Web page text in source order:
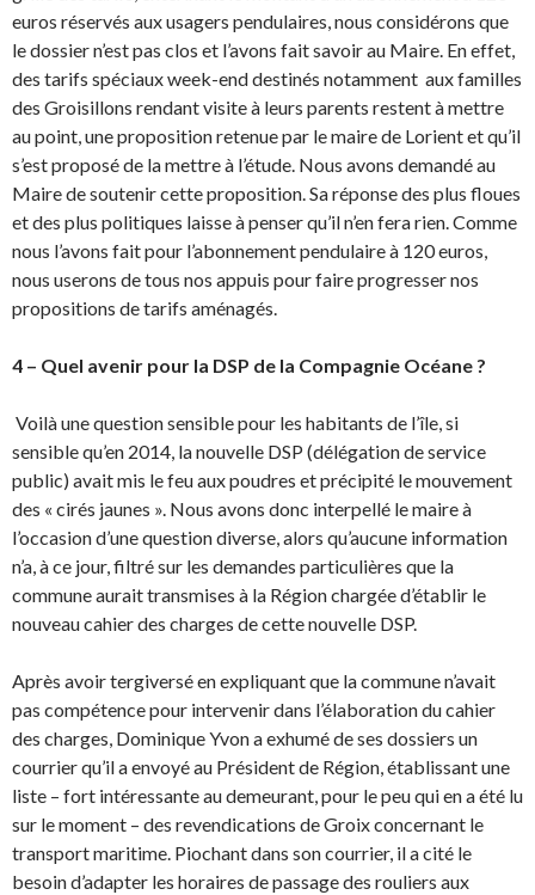
euros réservés aux usagers pendulaires, nous considérons que
le dossier n’est pas clos et l’avons fait savoir au Maire. En effet,
des tarifs spéciaux week-end destinés notamment aux familles
des Groisillons rendant visite à leurs parents restent à mettre
au point, une proposition retenue par le maire de Lorient et qu’il
s’est proposé de la mettre à l’étude. Nous avons demandé au
Maire de soutenir cette proposition. Sa réponse des plus floues
et des plus politiques laisse à penser qu’il n’en fera rien. Comme
nous l’avons fait pour l’abonnement pendulaire à 120 euros,
nous userons de tous nos appuis pour faire progresser nos
propositions de tarifs aménagés.
4 – Quel avenir pour la DSP de la Compagnie Océane ?
Voilà une question sensible pour les habitants de l’île, si
sensible qu’en 2014, la nouvelle DSP (délégation de service
public) avait mis le feu aux poudres et précipité le mouvement
des « cirés jaunes ». Nous avons donc interpellé le maire à
l’occasion d’une question diverse, alors qu’aucune information
n’a, à ce jour, filtré sur les demandes particulières que la
commune aurait transmises à la Région chargée d’établir le
nouveau cahier des charges de cette nouvelle DSP.
Après avoir tergiversé en expliquant que la commune n’avait
pas compétence pour intervenir dans l’élaboration du cahier
des charges, Dominique Yvon a exhumé de ses dossiers un
courrier qu’il a envoyé au Président de Région, établissant une
liste – fort intéressante au demeurant, pour le peu qui en a été lu
sur le moment – des revendications de Groix concernant le
transport maritime. Piochant dans son courrier, il a cité le
besoin d’adapter les horaires de passage des rouliers aux